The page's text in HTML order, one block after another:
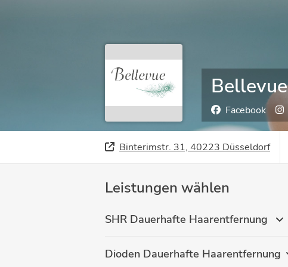
Bellevue
Facebook
Binterimstr. 31, 40223 Düsseldorf
Leistungen wählen
SHR Dauerhafte Haarentfernung
Dioden Dauerhafte Haarentfernung